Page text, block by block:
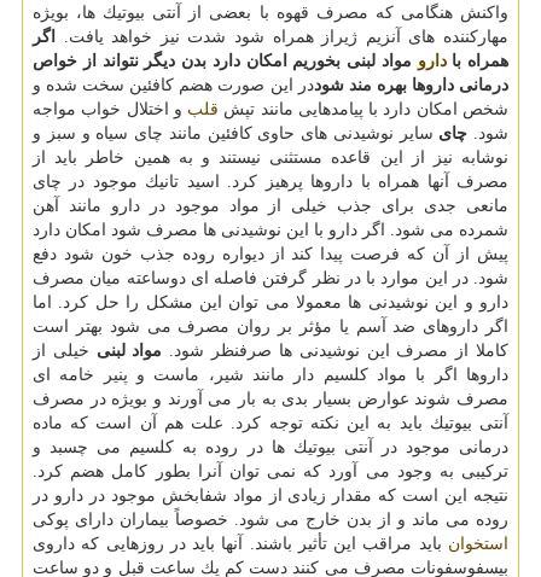
واكنش هنگامی كه مصرف قهوه با بعضی از آنتی بیوتیك ها، بویژه
مهاركننده های آنزیم ژیراز همراه شود شدت نیز خواهد یافت.
اگر
همراه بادارو مواد لبنی بخوریم امكان دارد بدن دیگر نتواند از خواص
درمانی داروها بهره مند شوددر این صورت هضم كافئین سخت شده و
شخص امكان دارد با پیامدهایی مانند تپش قلب و اختلال خواب مواجه
شود. چای سایر نوشیدنی های حاوی كافئین مانند چای سیاه و سبز و
نوشابه نیز از این قاعده مستثنی نیستند و به همین خاطر باید از
مصرف آنها همراه با داروها پرهیز كرد. اسید تانیك موجود در چای
مانعی جدی برای جذب خیلی از مواد موجود در دارو مانند آهن
شمرده می شود. اگر دارو با این نوشیدنی ها مصرف شود امكان دارد
پیش از آن كه فرصت پیدا كند از دیواره روده جذب خون شود دفع
شود. در این موارد با در نظر گرفتن فاصله ای دوساعته میان مصرف
دارو و این نوشیدنی ها معمولا می توان این مشكل را حل كرد. اما
اگر داروهای ضد آسم یا مؤثر بر روان مصرف می شود بهتر است
كاملا از مصرف این نوشیدنی ها صرفنظر شود. مواد لبنی خیلی از
داروها اگر با مواد كلسیم دار مانند شیر، ماست و پنیر خامه ای
مصرف شوند عوارض بسیار بدی به بار می آورند و بویژه در مصرف
آنتی بیوتیك باید به این نكته توجه كرد. علت هم آن است كه ماده
درمانی موجود در آنتی بیوتیك ها در روده به كلسیم می چسبد و
تركیبی به وجود می آورد كه نمی توان آنرا بطور كامل هضم كرد.
نتیجه این است كه مقدار زیادی از مواد شفابخش موجود در دارو در
روده می ماند و از بدن خارج می شود. خصوصاً بیماران دارای پوكی
استخوان باید مراقب این تأثیر باشند. آنها باید در روزهایی كه داروی
بیسفوسفونات مصرف می كنند دست كم یك ساعت قبل و دو ساعت